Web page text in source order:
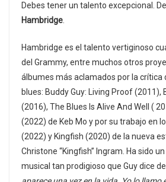
Debes tener un talento excepcional.
Hambridge
Hambridge es el talento vertiginoso
del Grammy, entre muchos otros
álbumes más aclamados por la crítica
blues: Buddy Guy: Living Proof (2011),
(2016), The Blues Is Alive And Well (
(2022) de Keb Mo y por su trabajo en
(2022) y Kingfish (2020) de la nueva
Christone “Kingfish” Ingram. Ha sido
musical tan prodigioso que Guy dice de